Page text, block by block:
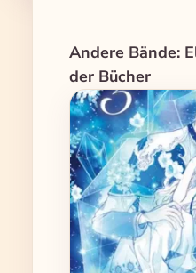
Produktgalerie
Andere Bände:
der Bücher